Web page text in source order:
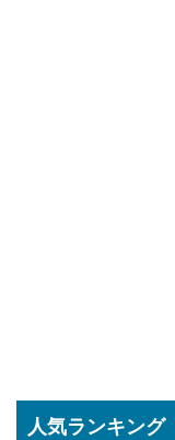
人気ランキング